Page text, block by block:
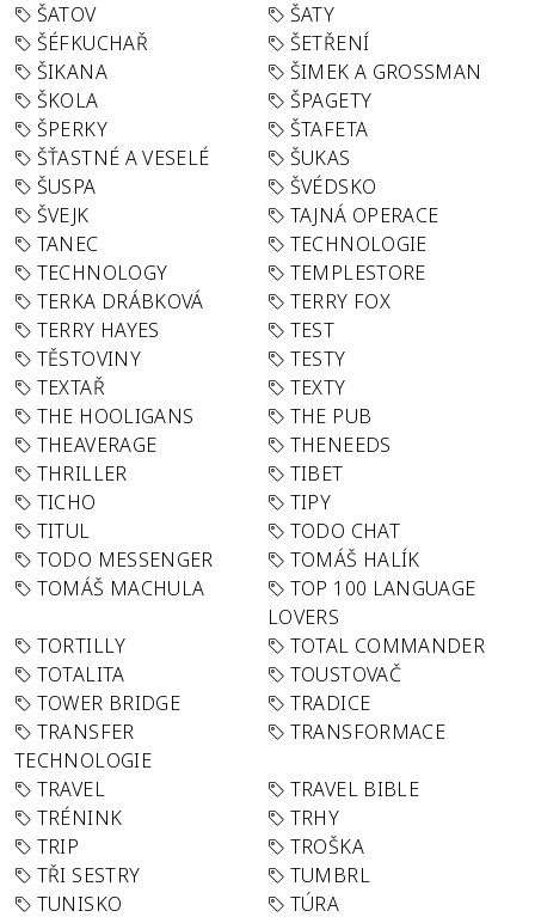
ŠATOV
ŠATY
ŠÉFKUCHAŘ
ŠETŘENÍ
ŠIKANA
ŠIMEK A GROSSMAN
ŠKOLA
ŠPAGETY
ŠPERKY
ŠTAFETA
ŠŤASTNÉ A VESELÉ
ŠUKAS
ŠUSPA
ŠVÉDSKO
ŠVEJK
TAJNÁ OPERACE
TANEC
TECHNOLOGIE
TECHNOLOGY
TEMPLESTORE
TERKA DRÁBKOVÁ
TERRY FOX
TERRY HAYES
TEST
TĚSTOVINY
TESTY
TEXTAŘ
TEXTY
THE HOOLIGANS
THE PUB
THEAVERAGE
THENEEDS
THRILLER
TIBET
TICHO
TIPY
TITUL
TODO CHAT
TODO MESSENGER
TOMÁŠ HALÍK
TOMÁŠ MACHULA
TOP 100 LANGUAGE
LOVERS
TORTILLY
TOTAL COMMANDER
TOTALITA
TOUSTOVAČ
TOWER BRIDGE
TRADICE
TRANSFER
TECHNOLOGIE
TRANSFORMACE
TRAVEL
TRAVEL BIBLE
TRÉNINK
TRHY
TRIP
TROŠKA
TŘI SESTRY
TUMBRL
TUNISKO
TÚRA